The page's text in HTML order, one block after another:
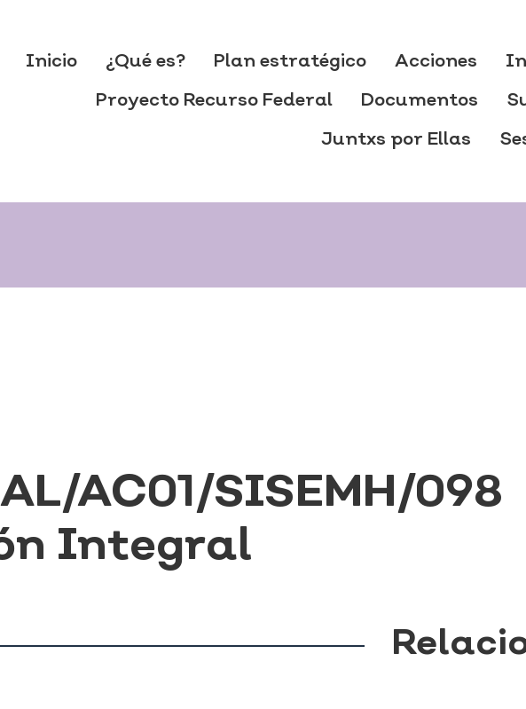
Inicio ¿Qué es? Plan estratégico Acciones
Proyecto Recurso Federal Documentos
Juntxs por Ellas
AC01/SISEMH/098
Integral